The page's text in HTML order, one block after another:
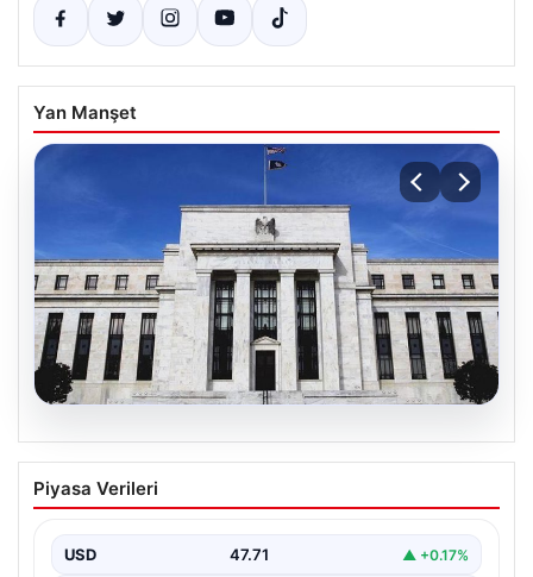
Yan Manşet
05.08.2026
Fed faizi sabit tuttu
Piyasa Verileri
USD 47.71 ▲ +0.17%